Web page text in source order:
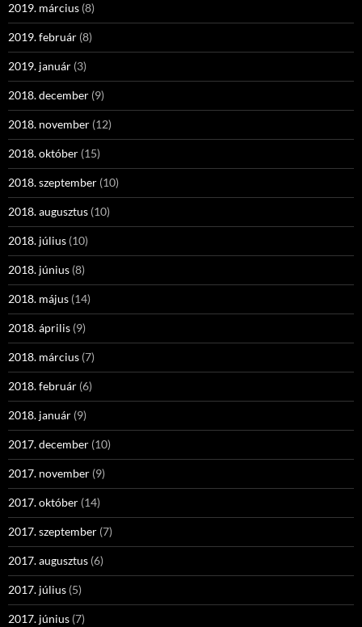
2019. március (8)
2019. február (8)
2019. január (3)
2018. december (9)
2018. november (12)
2018. október (15)
2018. szeptember (10)
2018. augusztus (10)
2018. július (10)
2018. június (8)
2018. május (14)
2018. április (9)
2018. március (7)
2018. február (6)
2018. január (9)
2017. december (10)
2017. november (9)
2017. október (14)
2017. szeptember (7)
2017. augusztus (6)
2017. július (5)
2017. június (7)